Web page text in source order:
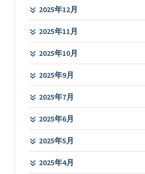
2025年12月
2025年11月
2025年10月
2025年9月
2025年7月
2025年6月
2025年5月
2025年4月